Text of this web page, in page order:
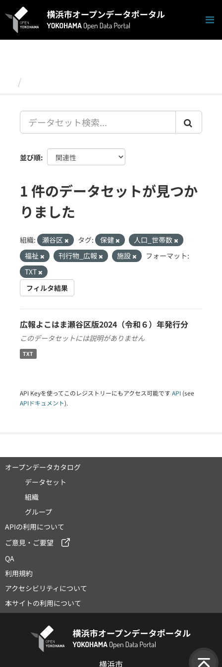
キ
並び順
1 件のデータセットが見つか
りました
組織: 瀬谷区 タグ: 保健
人口_世帯数
福祉
刊行物_広報 施設
フォーマット:
TXT
フィルタ結果
広報よこはま瀬谷区版2024（令和６）年発行分
このデータセットには説明がありません
TXT
API Keyを使ってこのレジストリーにもアクセス可能です API (see
APIドキュメント).
オープンデータカタログ
データセット
組織
グループ
APIの利用について
ご意見・ご要望
QA
利用規約
アクセシビリティについて
本サイトの利用について
横浜市